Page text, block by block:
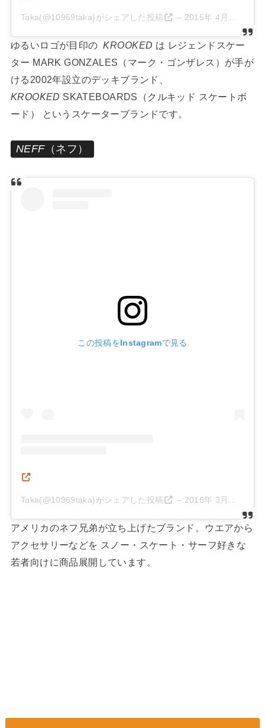
Taka(@10969taka)がシェアした投稿 – 2015年 4月月10日午後2時11分PDT
ゆるいロゴが目印のKROOKED は レジェンドスケー
ター MARK GONZALES（マーク・ゴンザレス）が手が
ける2002年設立のデッキブランド、
KROOKED SKATEBOARDS（クルキッド スケートボ
ード） というスケーターブランドです。
NEFF（ネフ）
この投稿をInstagramで見る
Taka(@10969taka)がシェアした投稿 – 2016年 3月月22日午後6時42分PDT
アメリカのネフ兄弟が立ち上げたブランド。ウエアから
アクセサリーなどを スノー・スケート・サーフ好きな
若者向けに商品展開しています。